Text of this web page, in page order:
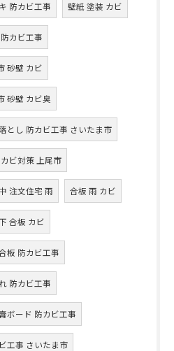
防カビ工事 壁紙 塗装 カビ
カビ工事
砂壁 カビ
砂壁 カビ臭
とし 防カビ工事 さいたま市
ビ対策 上尾市
注文住宅 雨 合板 雨 カビ
合板 カビ
板 防カビ工事
防カビ工事
ボード 防カビ工事
工事 さいたま市